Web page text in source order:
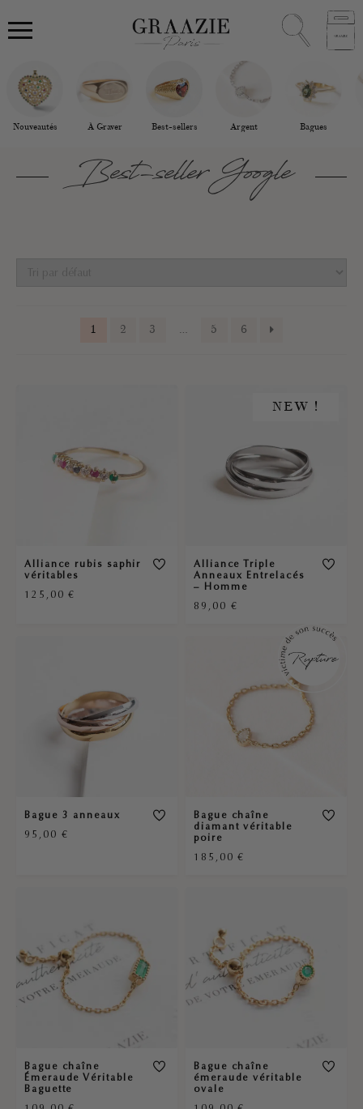
Nouveautés À Graver Best-sellers Argent Bagues
Best-seller Google
1 2 3 … 5 6
Alliance rubis saphir
véritables
125,00€
NEW !
Alliance Triple
Anneaux Entrelacés
– Homme
89,00 €
Bague 3 anneaux
95,00 €
Bague chaîne
diamant véritable
poire
185,00€
Bague chaîne
Émeraude Véritable
Baguette
Bague chaîne
émeraude véritable
ovale